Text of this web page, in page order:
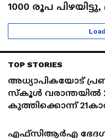
1000 രൂപ
TOP STORIES
അധ്യാപികയോട്
സ്കൂൾ വരാന്തയിൽ
കുത്തിക്കൊന്ന്
തവണ
എഫ്സിആർഎ